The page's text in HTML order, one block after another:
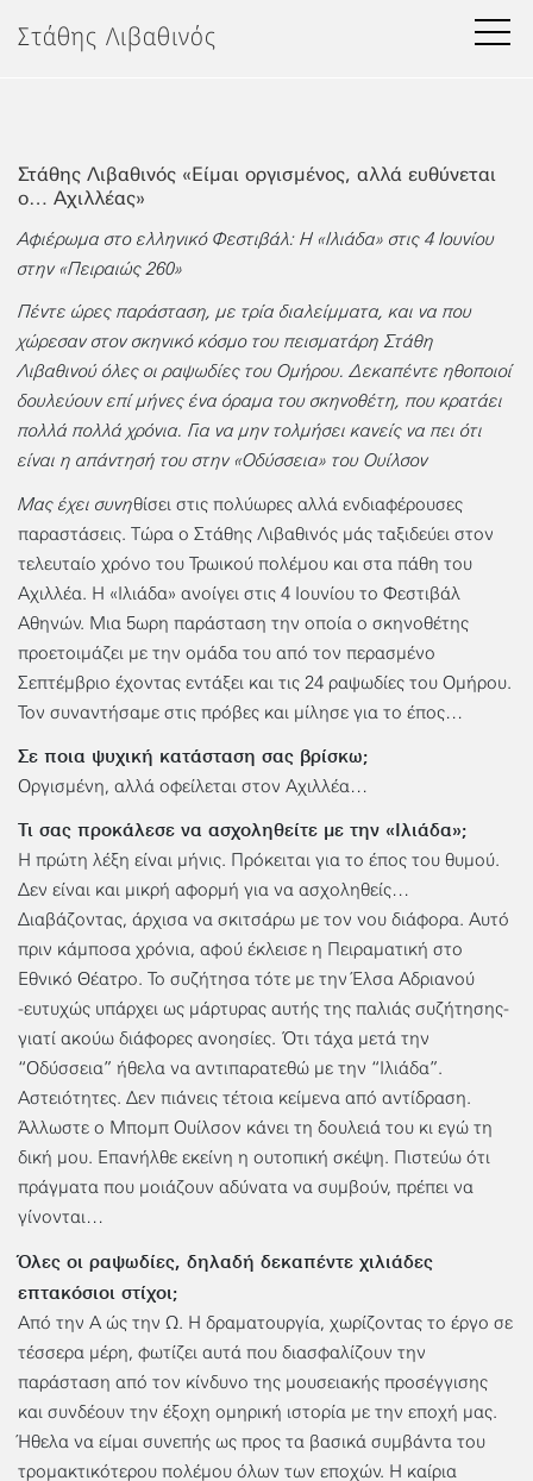
στοΣτάθης Λιβαθινός
Στάθης Λιβαθινός «Είμαι οργισμένος, αλλά ευθύνεται
ο… Αχιλλέας»
Αφιέρωμα στο ελληνικό Φεστιβάλ: Η «Ιλιάδα» στις 4 Ιουνίου
στην «Πειραιώς 260»
Πέντε ώρες παράσταση, με τρία διαλείμματα, και να που
χώρεσαν στον σκηνικό κόσμο του πεισματάρη Στάθη
Λιβαθινού όλες οι ραψωδίες του Ομήρου. Δεκαπέντε ηθοποιοί
δουλεύουν επί μήνες ένα όραμα του σκηνοθέτη, που κρατάει
πολλά πολλά χρόνια. Για να μην τολμήσει κανείς να πει ότι
είναι η απάντησή του στην «Οδύσσεια» του Ουίλσον
Μας έχει συνηθίσει στις πολύωρες αλλά ενδιαφέρουσες
παραστάσεις. Τώρα ο Στάθης Λιβαθινός μάς ταξιδεύει στον
τελευταίο χρόνο του Τρωικού πολέμου και στα πάθη του
Αχιλλέα. Η «Ιλιάδα» ανοίγει στις 4 Ιουνίου το Φεστιβάλ
Αθηνών. Μια 5ωρη παράσταση την οποία ο σκηνοθέτης
προετοιμάζει με την ομάδα του από τον περασμένο
Σεπτέμβριο έχοντας εντάξει και τις 24 ραψωδίες του Ομήρου.
Τον συναντήσαμε στις πρόβες και μίλησε για το έπος…
Σε ποια ψυχική κατάσταση σας βρίσκω;
Οργισμένη, αλλά οφείλεται στον Αχιλλέα…
Τι σας προκάλεσε να ασχοληθείτε με την «Ιλιάδα»;
Η πρώτη λέξη είναι μήνις. Πρόκειται για το έπος του θυμού.
Δεν είναι και μικρή αφορμή για να ασχοληθείς…
Διαβάζοντας, άρχισα να σκιτσάρω με τον νου διάφορα. Αυτό
πριν κάμποσα χρόνια, αφού έκλεισε η Πειραματική στο
Εθνικό Θέατρο. Το συζήτησα τότε με την Έλσα Αδριανού
-ευτυχώς υπάρχει ως μάρτυρας αυτής της παλιάς συζήτησης-
γιατί ακούω διάφορες ανοησίες. Ότι τάχα μετά την
“Οδύσσεια” ήθελα να αντιπαρατεθώ με την “Ιλιάδα”.
Αστειότητες. Δεν πιάνεις τέτοια κείμενα από αντίδραση.
Άλλωστε ο Μπομπ Ουίλσον κάνει τη δουλειά του κι εγώ τη
δική μου. Επανήλθε εκείνη η ουτοπική σκέψη. Πιστεύω ότι
πράγματα που μοιάζουν αδύνατα να συμβούν, πρέπει να
γίνονται…
Όλες οι ραψωδίες, δηλαδή δεκαπέντε χιλιάδες
επτακόσιοι στίχοι;
Από την Α ώς την Ω. Η δραματουργία, χωρίζοντας το έργο σε
τέσσερα μέρη, φωτίζει αυτά που διασφαλίζουν την
παράσταση από τον κίνδυνο της μουσειακής προσέγγισης
και συνδέουν την έξοχη ομηρική ιστορία με την εποχή μας.
Ήθελα να είμαι συνεπής ως προς τα βασικά συμβάντα του
τρομακτικότερου πολέμου όλων των εποχών. Η καίρια